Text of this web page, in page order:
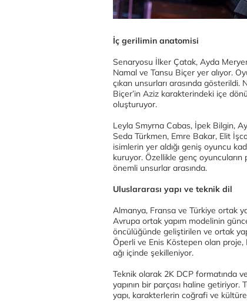
İç gerilimin anatomisi
Senaryosu İlker Çatak, Ayda
Namal ve Tansu Biçer yer alıyor.
çıkan unsurları arasında gösterildi.
Biçer’in Aziz karakterindeki içe
oluşturuyor.
Leyla Smyrna Cabas, İpek Bilgin,
Seda Türkmen, Emre Bakar, Elit
isimlerin yer aldığı geniş oyuncu
kuruyor. Özellikle genç oyuncuların
önemli unsurlar arasında.
Uluslararası yapı ve teknik dil
Almanya, Fransa ve Türkiye ortak
Avrupa ortak yapım modelinin
öncülüğünde geliştirilen ve ortak
Öperli ve Enis Köstepen olan proje,
ağı içinde şekilleniyor.
Teknik olarak 2K DCP formatında
yapının bir parçası haline
yapı, karakterlerin coğrafi ve